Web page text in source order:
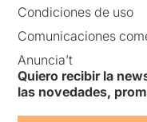
Condiciones de uso
Comunicaciones
Anuncia’t
Quiero recibir la
las novedades,